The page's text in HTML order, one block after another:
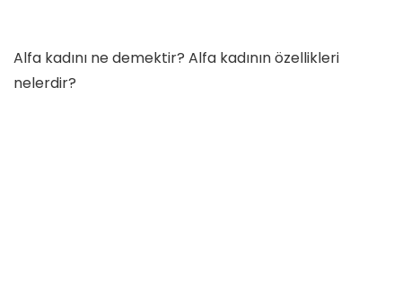
Alfa kadını ne demektir? Alfa kadının özellikleri
nelerdir?